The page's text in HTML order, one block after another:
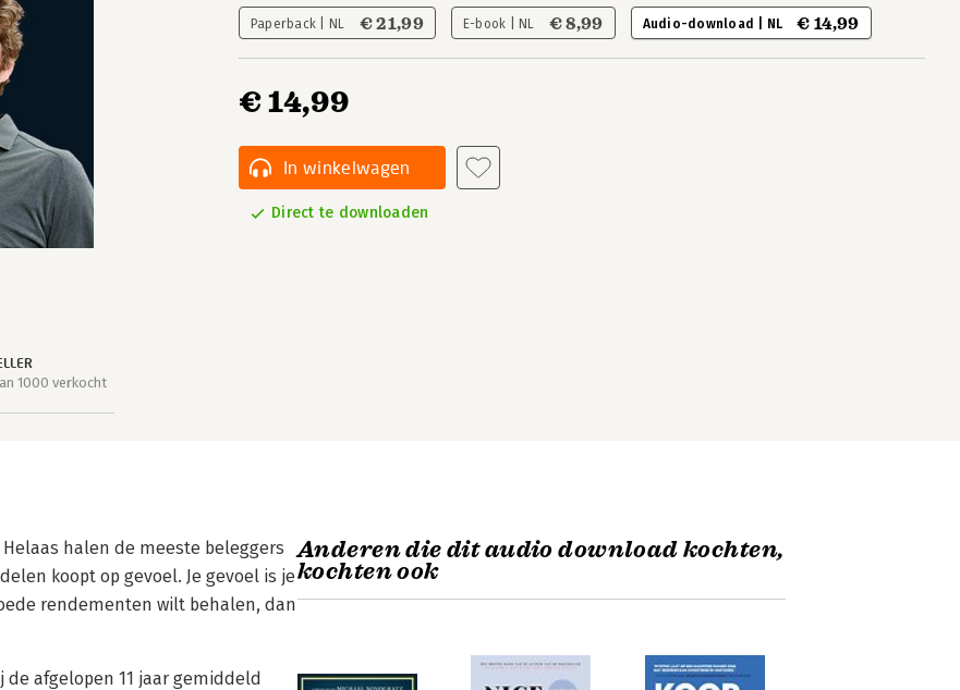
1000 verkocht
Paperback | NL € 21,99 E-book | NL € 8,99 Audio-download | NL € 14,99
€ 14,99
In winkelwagen
Direct te downloaden
halen de meeste beleggers
koopt op gevoel. Je gevoel is je
rendementen wilt behalen, dan
afgelopen 11 jaar gemiddeld
Anderen die dit audio download kochten,
kochten ook